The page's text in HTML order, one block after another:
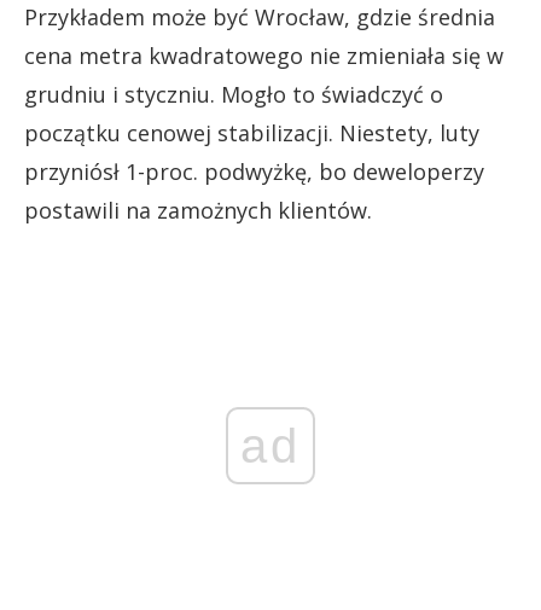
Przykładem może być Wrocław, gdzie średnia
cena metra kwadratowego nie zmieniała się w
grudniu i styczniu. Mogło to świadczyć o
początku cenowej stabilizacji. Niestety, luty
przyniósł 1-proc. podwyżkę, bo deweloperzy
postawili na zamożnych klientów.
ad